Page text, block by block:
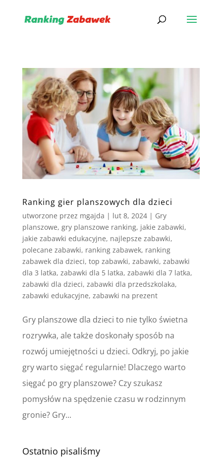
Ranking gier planszowych dla dzieci
utworzone przez mgajda | lut 8, 2024| Gry
planszowe, gry planszowe ranking, jakie zabawki,
jakie zabawki edukacyjne, najlepsze zabawki,
polecane zabawki, ranking zabawek, ranking
zabawek dla dzieci, top zabawki, zabawki, zabawki
dla 3 latka, zabawki dla 5 latka, zabawki dla 7 latka,
zabawki dla dzieci, zabawki dla przedszkolaka,
zabawki edukacyjne, zabawki na prezent
Gry planszowe dla dzieci to nie tylko świetna
rozrywka, ale także doskonały sposób na
rozwój umiejętności u dzieci. Odkryj, po jakie
gry warto sięgać regularnie! Dlaczego warto
sięgać po gry planszowe? Czy szukasz
pomysłów na spędzenie czasu w rodzinnym
gronie? Gry...
Ostatnio pisaliśmy